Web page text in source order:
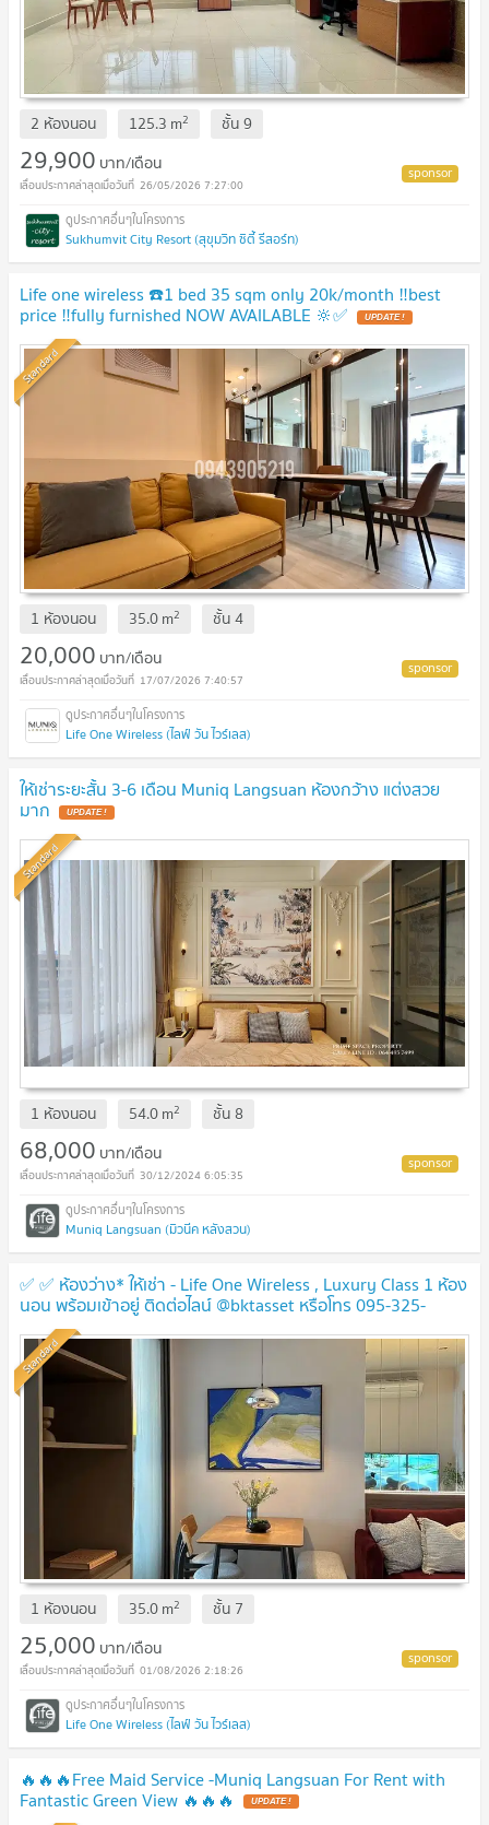
2 ห้องนอน 125.3 m2 ชั้น9
29,900 บาท/เดือน
26/05/2026 7:27:00
Sukhumvit City Resort (สุขุมวิท ซิตี้ รีสอร์ท)
Life one wireless ☎️1 bed 35 sqm only 20k/month ‼️best
price ‼️fully furnished NOW AVAILABLE 🔆✅
Standard
1 ห้องนอน 35.0m2 ชั้น4
20,000 บาท/เดือน
17/07/2026 7:40:57
Life One Wireless (ไลฟ์ วัน ไวร์เลส)
ให้เช่าระยะสั้น 3-6 เดือน Muniq Langsuan ห้องกว้าง แต่งสวย
มาก
Standard
1 ห้องนอน 54.0m2 ชั้น 8
68,000 บาท/เดือน
30/12/2024 6:05:35
Muniq Langsuan (มิวนีค หลังสวน)
✅ ✅ ห้องว่าง* ให้เช่า - Life One Wireless , Luxury Class 1 ห้อง
นอน พร้อมเข้าอยู่ ติดต่อไลน์ @bktasset หรือโทร 095-325-
8928
Standard
1 ห้องนอน 35.0m2 ชั้น 7
25,000 บาท/เดือน
01/08/2026 2:18:26
Life One Wireless (ไลฟ์ วัน ไวร์เลส)
🔥🔥🔥Free Maid Service -Muniq Langsuan For Rent with
Fantastic Green View 🔥🔥🔥